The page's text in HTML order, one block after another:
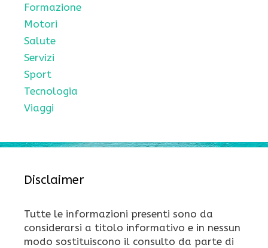
Formazione
Motori
Salute
Servizi
Sport
Tecnologia
Viaggi
Disclaimer
Tutte le informazioni presenti sono da
considerarsi a titolo informativo e in nessun
modo sostituiscono il consulto da parte di